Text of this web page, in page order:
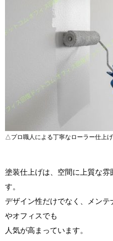
△プロ職人による丁寧なローラー仕上げ
塗装仕上げは、空間に上質な
す。
デザイン性だけでなく、メン
やオフィスでも
人気が高まっています。